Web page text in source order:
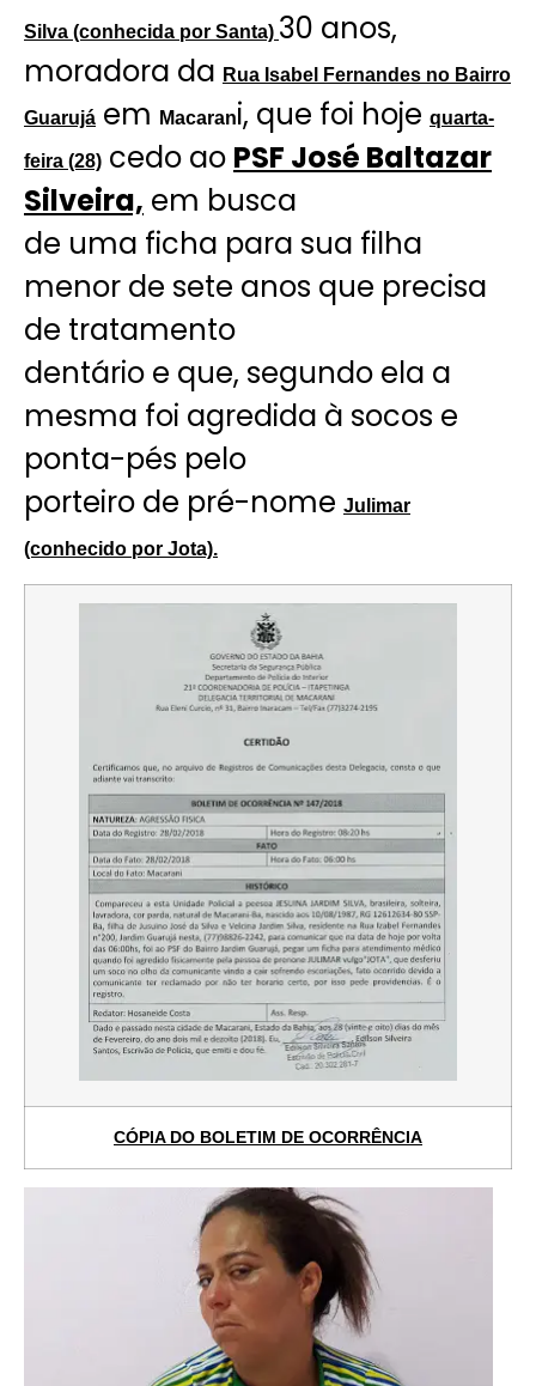
Silva (conhecida por Santa) 30 anos,
moradora da Rua Isabel Fernandes no Bairro
Guarujá em Macarani, que foi hoje quarta-
feira (28) cedo ao PSF José Baltazar
Silveira, em busca
de uma ficha para sua filha
menor de sete anos que precisa
de tratamento
dentário e que, segundo ela a
mesma foi agredida à socos e
ponta-pés pelo
porteiro de pré-nome Julimar
(conhecido por Jota).
CÓPIA DO BOLETIM DE OCORRÊNCIA